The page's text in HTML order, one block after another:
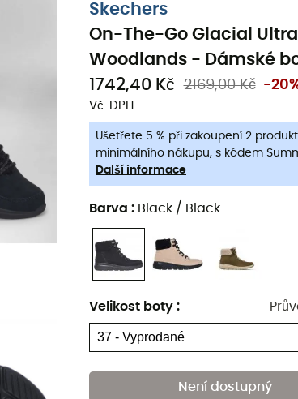
Skechers
On-The-Go Glacial
Woodlands - Dámské
1742,40 Kč
2169,00 Kč -
Vč. DPH
Ušetřete 5 % při zakoupení 2
minimálního nákupu, s kódem
Další informace
Barva : Black / Black
Velikost boty :
Není dostupný